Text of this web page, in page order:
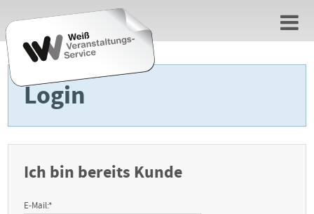
Login
Ich bin bereits Kunde
E-Mail:*